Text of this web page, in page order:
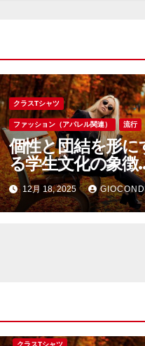
クラスTシャツ
ファッション（アパレル関連） 流行
個性と団結を形に
る学生文化の象徴
ラスTシャツ最新
レンド分析
12月 18, 2025